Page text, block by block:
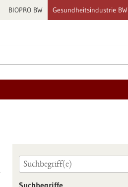
BIOPRO BW Gesundheitsindustrie BW